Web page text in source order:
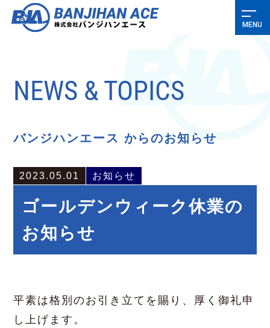
NEWS & TOPICS
バンジハンエース からのお知らせ
2023.05.01 お知らせ
ゴールデンウィーク休業の
お知らせ
平素は格別のお引き立てを賜り、厚く御礼申
し上げます。